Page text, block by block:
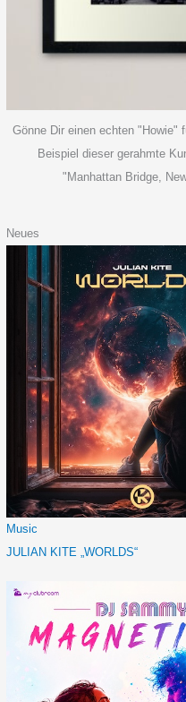
Gönne Dir einen echten "Howie"
Beispiel dieser gerahmte
"Manhattan Bridge,
Neues
Music
JULIAN KITE „WORLDS“